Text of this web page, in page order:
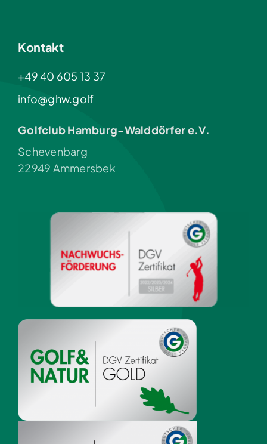
Kontakt
+49 40 605 13 37
info@ghw.golf
Golfclub Hamburg-Walddörfer e.V.
Schevenbarg
22949 Ammersbek